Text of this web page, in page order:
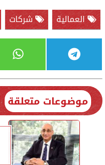
العمالية
شركات
موضوعات متعلقة